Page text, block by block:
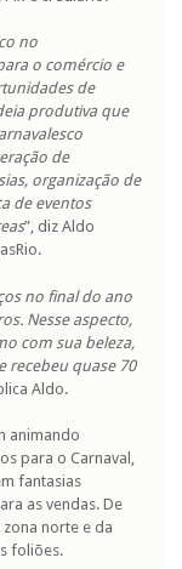
no
o comércio e
de
produtiva que
de
organização de
de eventos
”, diz Aldo
no final do ano
Nesse aspecto,
com sua beleza,
recebeu quase 70
Aldo.
animando
para o Carnaval,
fantasias
as vendas. De
norte e da
foliões.